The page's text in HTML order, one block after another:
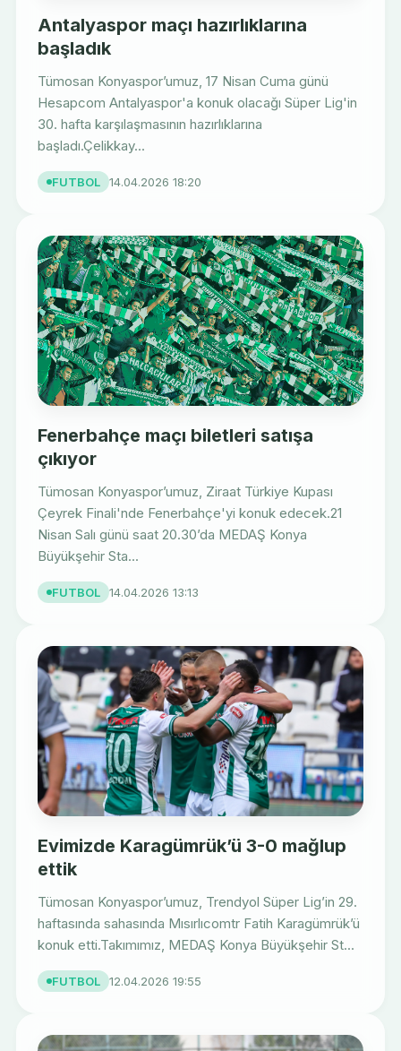
Antalyaspor maçı hazırlıklarına
başladık
Tümosan Konyaspor’umuz, 17 Nisan Cuma günü
Hesapcom Antalyaspor'a konuk olacağı Süper Lig'in
30. hafta karşılaşmasının hazırlıklarına
başladı.Çelikkay...
FUTBOL 14.04.2026 18:20
Fenerbahçe maçı biletleri satışa
çıkıyor
Tümosan Konyaspor’umuz, Ziraat Türkiye Kupası
Çeyrek Finali'nde Fenerbahçe'yi konuk edecek.21
Nisan Salı günü saat 20.30’da MEDAŞ Konya
Büyükşehir Sta...
FUTBOL 14.04.2026 13:13
Evimizde Karagümrük’ü 3-0 mağlup
ettik
Tümosan Konyaspor’umuz, Trendyol Süper Lig’in 29.
haftasında sahasında Mısırlıcomtr Fatih Karagümrük’ü
konuk etti.Takımımız, MEDAŞ Konya Büyükşehir St...
FUTBOL 12.04.2026 19:55